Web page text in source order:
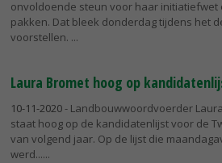
onvoldoende steun voor haar initiatiefwet
pakken. Dat bleek donderdag tijdens het
voorstellen.
Laura Bromet hoog op
10-11-2020- Landbouwwoordvoerder
staat hoog op de kandidatenlijst voor de
van volgend jaar. Op de lijst die
werd...